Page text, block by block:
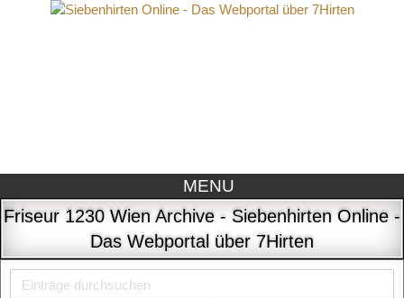
MENU
Friseur 1230 Wien Archive - Siebenhirten Online -
Das Webportal über 7Hirten